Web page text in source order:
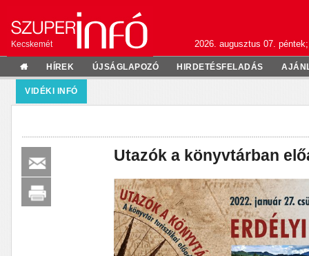
Kecskemét 2026. augusztus 07.
HÍREK ÚJSÁGLAPOZÓ HIRDETÉSFELADÁS
VIDÉKI INFÓ
Utazók a könyvtárban